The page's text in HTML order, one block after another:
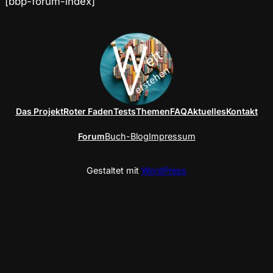
Das ProjektRoter FadenTestsThemenFAQAktuellesKontakt
ForumBuch-BlogImpressum
Gestaltet mit WordPress